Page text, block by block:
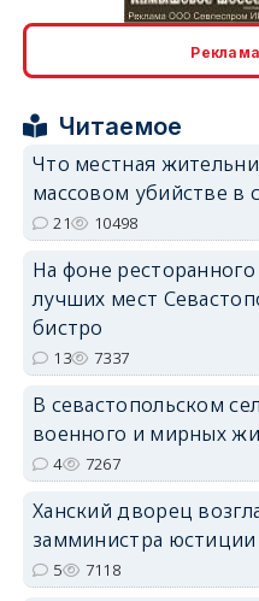
Читаемое
Что местная
массовом убийстве в
21 10498
На фоне
лучших мест
бистро
13 7337
В севастопольском
военного и мирных
4 7267
Ханский дворец
замминистра
5 7118